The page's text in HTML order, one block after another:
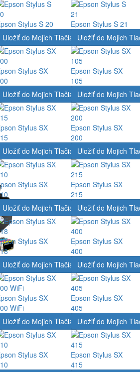
Stylus S 20
Epson Stylus S 21
Uložiť do Mojich Tlačiarní
Stylus SX
Uložiť do Mojich
Epson Stylus SX
105
Uložiť do Mojich Tlačiarní
Stylus SX
Uložiť do Mojich
Epson Stylus SX
200
Uložiť do Mojich Tlačiarní
Stylus SX
Uložiť do Mojich
Epson Stylus SX
215
Uložiť do Mojich Tlačiarní
Stylus SX
Uložiť do Mojich
Epson Stylus SX
400
Uložiť do Mojich Tlačiarní
Stylus SX
WiFi
Uložiť do Mojich
Epson Stylus SX
405
Uložiť do Mojich Tlačiarní
Stylus SX
Uložiť do Mojich
Epson Stylus SX
415